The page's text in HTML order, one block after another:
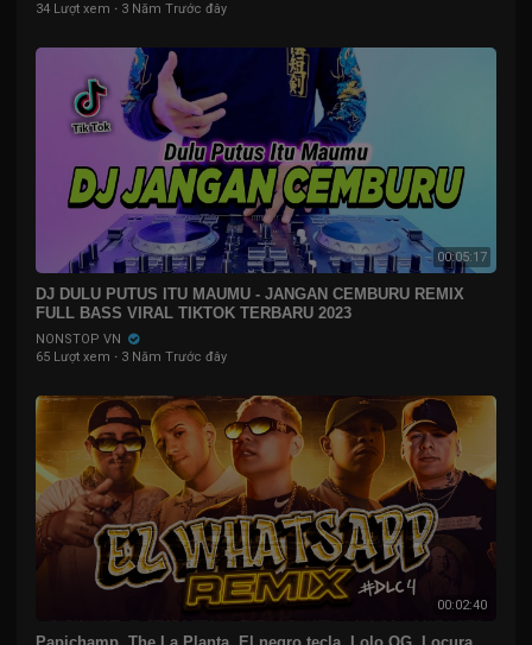
34 Lượt xem · 3 Năm Trước đây
00:05:17
DJ DULU PUTUS ITU MAUMU - JANGAN CEMBURU REMIX
FULL BASS VIRAL TIKTOK TERBARU 2023
NONSTOP VN
65 Lượt xem · 3 Năm Trước đây
00:02:40